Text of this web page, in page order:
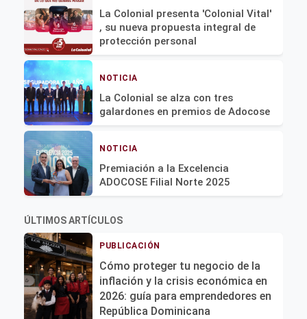
La Colonial presenta 'Colonial Vital'
, su nueva propuesta integral de
protección personal
NOTICIA
La Colonial se alza con tres
galardones en premios de Adocose
NOTICIA
Premiación a la Excelencia
ADOCOSE Filial Norte 2025
ÚLTIMOS ARTÍCULOS
PUBLICACIÓN
Cómo proteger tu negocio de la
inflación y la crisis económica en
2026: guía para emprendedores en
República Dominicana